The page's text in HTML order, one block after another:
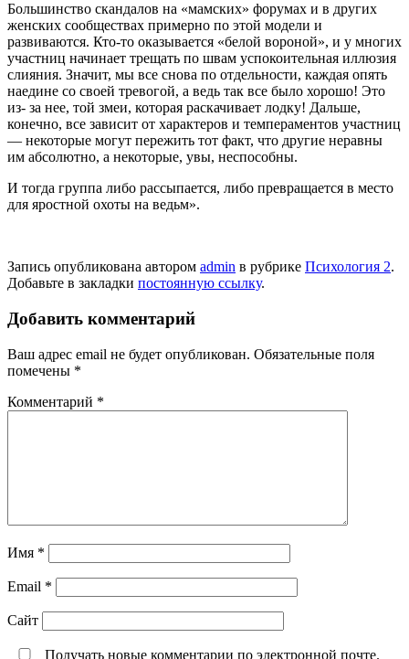
Большинство скандалов на «мамских» форумах и в других
женских сообществах примерно по этой модели и
развиваются. Кто-то оказывается «белой вороной», и у многих
участниц начинает трещать по швам успокоительная иллюзия
слияния. Значит, мы все снова по отдельности, каждая опять
наедине со своей тревогой, а ведь так все было хорошо! Это
из- за нее, той змеи, которая раскачивает лодку! Дальше,
конечно, все зависит от характеров и темпераментов участниц
— некоторые могут пережить тот факт, что другие неравны
им абсолютно, а некоторые, увы, неспособны.
И тогда группа либо рассыпается, либо превращает­ся в место
для яростной охоты на ведьм».
Запись опубликована автором admin в рубрике Психология 2.
Добавьте в закладки постоянную ссылку.
Добавить комментарий
Ваш адрес email не будет опубликован. Обязательные поля
помечены *
Комментарий *
Имя *
Email *
Сайт
Получать новые комментарии по электронной почте.